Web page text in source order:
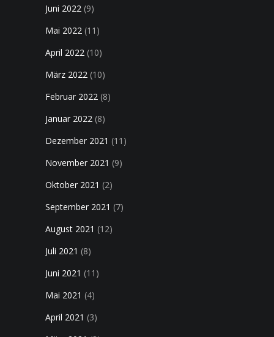
Juni 2022 (9)
Mai 2022 (11)
April 2022 (10)
März 2022 (10)
Februar 2022 (8)
Januar 2022 (8)
Dezember 2021 (11)
November 2021 (9)
Oktober 2021 (2)
September 2021 (7)
August 2021 (12)
Juli 2021 (8)
Juni 2021 (11)
Mai 2021 (4)
April 2021 (3)